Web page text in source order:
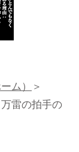
ム）＞
万雷の拍手の